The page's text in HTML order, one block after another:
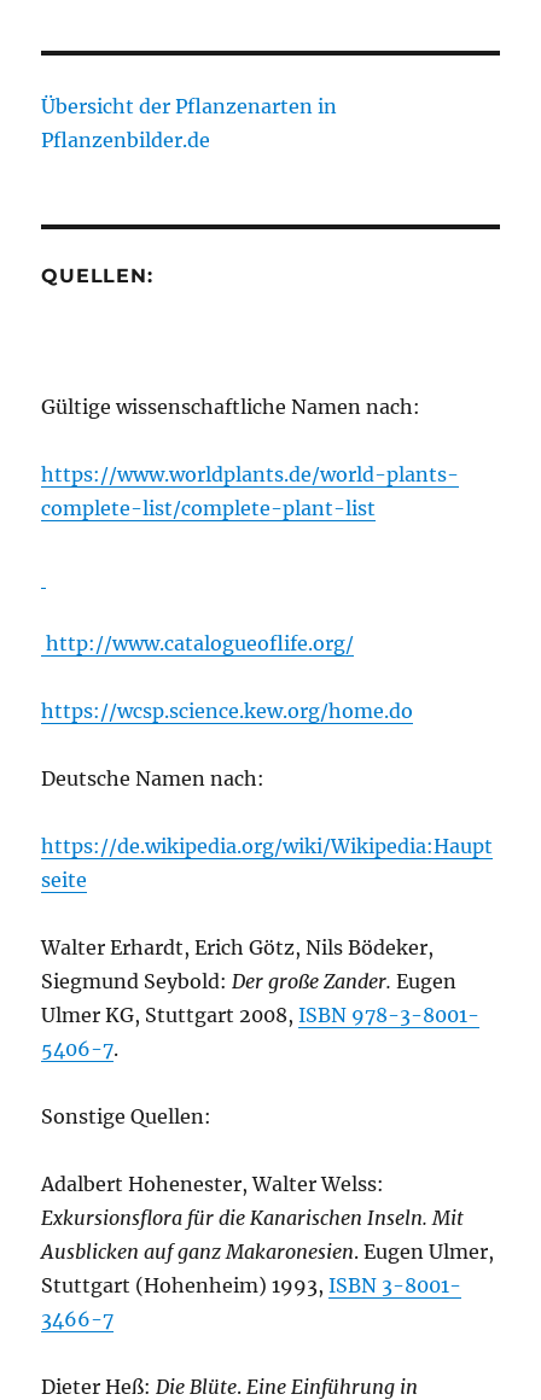
Übersicht der Pflanzenarten in
Pflanzenbilder.de
QUELLEN:
Gültige wissenschaftliche Namen nach:
https://www.worldplants.de/world-plants-
complete-list/complete-plant-list
http://www.catalogueoflife.org/
https://wcsp.science.kew.org/home.do
Deutsche Namen nach:
https://de.wikipedia.org/wiki/Wikipedia:Haupt
seite
Walter Erhardt, Erich Götz, Nils Bödeker,
Siegmund Seybold: Der große Zander. Eugen
Ulmer KG, Stuttgart 2008,ISBN 978-3-8001-
5406-7.
Sonstige Quellen:
Adalbert Hohenester, Walter Welss:
Exkursionsflora für die Kanarischen Inseln. Mit
Ausblicken auf ganz Makaronesien. Eugen Ulmer,
Stuttgart (Hohenheim) 1993,ISBN 3-8001-
3466-7
Dieter Heß: Die Blüte. Eine Einführung in